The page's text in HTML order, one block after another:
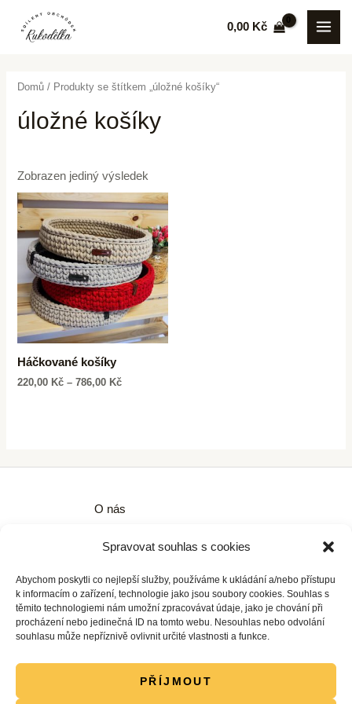
Spravovat souhlas s cookies
Abychom poskytli co nejlepší služby, používáme k ukládání a/nebo přístupu
k informacím o zařízení, technologie jako jsou soubory cookies. Souhlas s
těmito technologiemi nám umožní zpracovávat údaje, jako je chování při
procházení nebo jedinečná ID na tomto webu. Nesouhlas nebo odvolání
souhlasu může nepříznivě ovlivnit určité vlastnosti a funkce.
PŘÍJMOUT
0,00 Kč
Domů / Produkty se štítkem „úložné košíky“
úložné košíky
Zobrazen jediný výsledek
Háčkované košíky
220,00 Kč –786,00 Kč
O nás
Obchodní podmínky
Zásady ochrany osobních údajů
Zásady cookies (EU)